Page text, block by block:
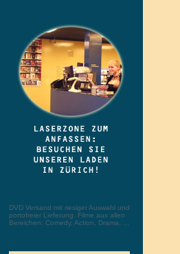
DVD Versand mit riesiger Auswahl und
portofreier Lieferung. Filme aus allen
Bereichen: Comedy, Action, Drama, ...